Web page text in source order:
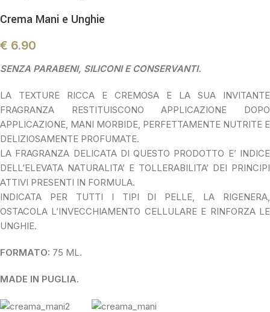
Crema Mani e Unghie
€ 6.90
SENZA PARABENI, SILICONI E CONSERVANTI.
LA TEXTURE RICCA E CREMOSA E LA SUA INVITANTE
FRAGRANZA RESTITUISCONO APPLICAZIONE DOPO
APPLICAZIONE, MANI MORBIDE, PERFETTAMENTE NUTRITE E
DELIZIOSAMENTE PROFUMATE.
LA FRAGRANZA DELICATA DI QUESTO PRODOTTO E’ INDICE
DELL’ELEVATA NATURALITA’ E TOLLERABILITA’ DEI PRINCIPI
ATTIVI PRESENTI IN FORMULA.
INDICATA PER TUTTI I TIPI DI PELLE, LA RIGENERA,
OSTACOLA L’INVECCHIAMENTO CELLULARE E RINFORZA LE
UNGHIE.
FORMATO: 75 ML.
MADE IN PUGLIA.